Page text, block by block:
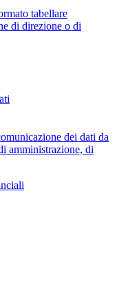
tabellare
di direzione o di
dei dati da
amministrazione, di